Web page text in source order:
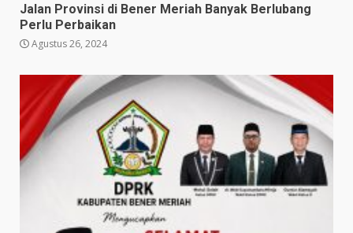
Jalan Provinsi di Bener Meriah Banyak Berlubang
Perlu Perbaikan
Agustus 26, 2024